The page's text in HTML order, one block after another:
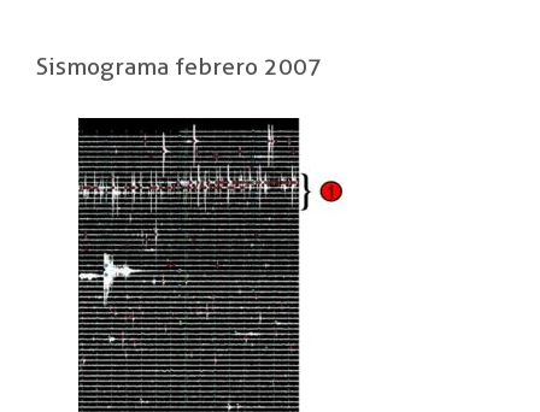
Sismograma febrero 2007